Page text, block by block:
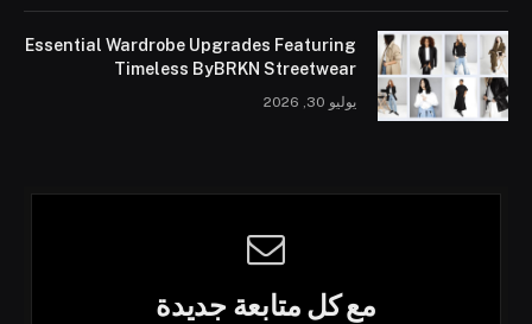
Essential Wardrobe Upgrades Featuring
Timeless ByBRKN Streetwear
يوليو 30, 2026
مع كل متابعة جديدة